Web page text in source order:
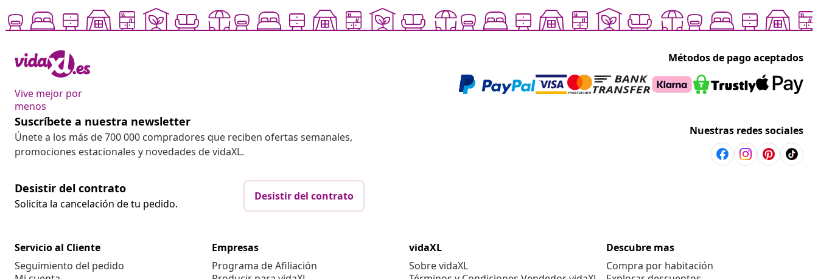
Vive mejor por
menos
Métodos de pago aceptados
Suscríbete a nuestra newsletter
Únete a los más de 700 000 compradores que reciben ofertas semanales,
promociones estacionales y novedades de vidaXL.
Nuestras redes sociales
Desistir del contrato
Solicita la cancelación de tu pedido.
Desistir del contrato
Servicio al Cliente
Seguimiento del pedido
Empresas
Programa de Afiliación
vidaXL
Sobre vidaXL
Descubre mas
Compra por habitación